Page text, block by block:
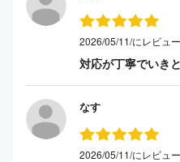
2026/05/11/にレビュ
対応が丁寧でいき
なす
2026/05/11/にレビュ